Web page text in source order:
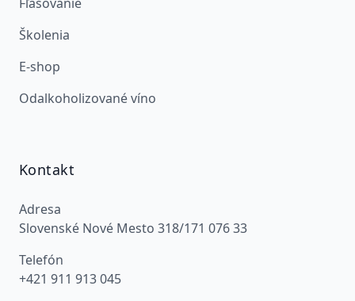
Školenia
E-shop
Odalkoholizované víno
Kontakt
Adresa
Slovenské Nové Mesto 318/171 076 33
Telefón
+421 911 913 045